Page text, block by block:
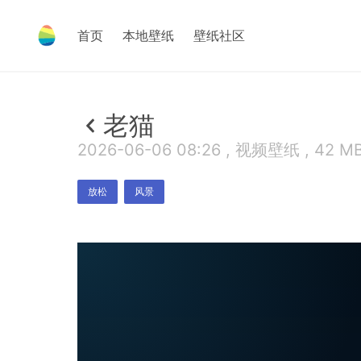
首页 本地壁纸 壁纸社区
老猫
2026-06-06 08:26 , 视频壁纸 , 42
放松 风景